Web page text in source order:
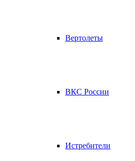
Вертолеты
ВКС России
Истребители